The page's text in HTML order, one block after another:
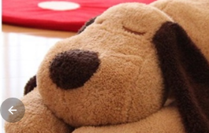
Previous slide